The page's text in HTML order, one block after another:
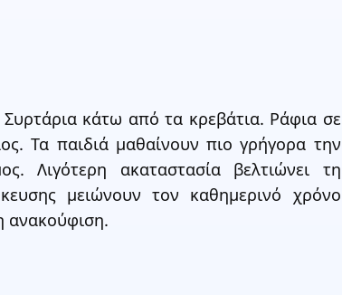
κάτω από τα κρεβάτια. Ράφια σε
Τα παιδιά μαθαίνουν πιο γρήγορα την
Λιγότερη ακαταστασία βελτιώνει τη
μειώνουν τον καθημερινό χρόνο
ανακούφιση.